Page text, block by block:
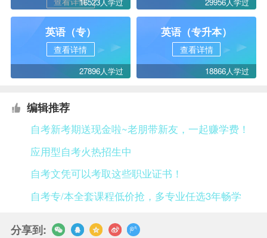
英语（专）
查看详情
27896人学过
英语（专升本）
查看详情
18866人学过
编辑推荐
自考新考期送现金啦~老朋带新友，一起赚学费！
应用型自考火热招生中
自考文凭可以考取这些职业证书！
自考专/本全套课程低价抢，多专业任选3年畅学
分享到: